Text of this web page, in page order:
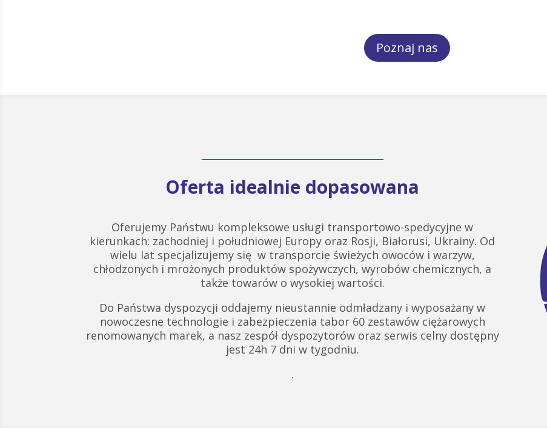
Poznaj nas
Oferta idealnie dopasowana
Oferujemy Państwu kompleksowe usługi transportowo-spedycyjne w
kierunkach: zachodniej i południowej Europy oraz Rosji, Białorusi, Ukrainy. Od
wielu lat specjalizujemy się w transporcie świeżych owoców i warzyw,
chłodzonych i mrożonych produktów spożywczych, wyrobów chemicznych, a
także towarów o wysokiej wartości.
Do Państwa dyspozycji oddajemy nieustannie odmładzany i wyposażany w
nowoczesne technologie i zabezpieczenia tabor 60 zestawów ciężarowych
renomowanych marek, a nasz zespół dyspozytorów oraz serwis celny dostępny
jest 24h 7 dni w tygodniu.
.